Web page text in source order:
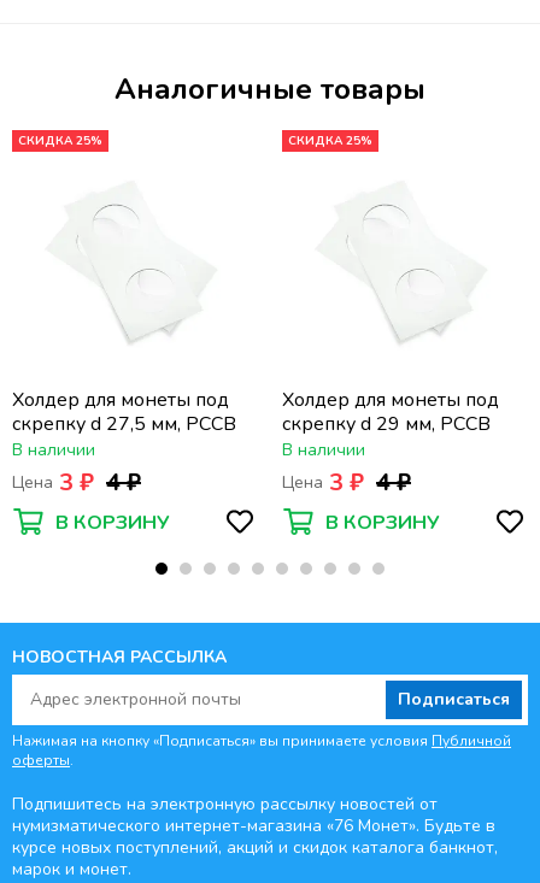
Аналогичные товары
СКИДКА 25%
Холдер для монеты под
скрепку d 27,5 мм, PCCB
В наличии
Цена 3 ₽ 4 ₽
В КОРЗИНУ
СКИДКА 25%
Холдер для монеты под
скрепку d 29 мм, PCCB
В наличии
Цена 3 ₽ 4 ₽
В КОРЗИНУ
НОВОСТНАЯ РАССЫЛКА
Подписаться
Нажимая на кнопку «Подписаться» вы принимаете условия Публичной
оферты.
Подпишитесь на электронную рассылку новостей от
нумизматического интернет-магазина «76 Монет». Будьте в
курсе новых поступлений, акций и скидок каталога банкнот,
марок и монет.